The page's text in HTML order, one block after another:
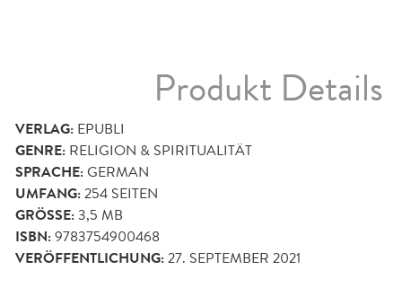
Produkt Details
VERLAG: EPUBLI
GENRE: RELIGION & SPIRITUALITÄT
SPRACHE:GERMAN
UMFANG:254 SEITEN
GRÖSSE: 3,5 MB
ISBN:9783754900468
VERÖFFENTLICHUNG:27. SEPTEMBER 2021